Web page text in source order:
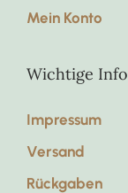
Mein Konto
Wichtige
Impressum
Versand
Rückgaben